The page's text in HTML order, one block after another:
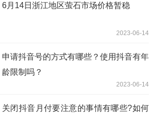
6月14日浙江地区萤石市场价格暂稳
2023-06-14
申请抖音号的方式有哪些？使用抖音有年
龄限制吗？
2023-06-14
关闭抖音月付要注意的事情有哪些?如何